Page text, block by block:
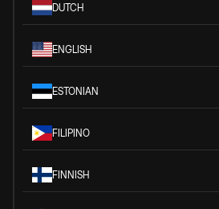
DUTCH
ENGLISH
ESTONIAN
FILIPINO
FINNISH